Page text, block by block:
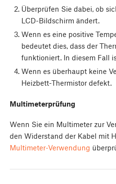
Überprüfen Sie dabei, ob
LCD-Bildschirm ändert.
Wenn es eine positive
bedeutet dies, dass der
funktioniert. In diesem Fall
Wenn es überhaupt keine
Heizbett-Thermistor defekt.
Multimeterprüfung
Wenn Sie ein Multimeter zur
den Widerstand der Kabel mit
Multimeter-Verwendung